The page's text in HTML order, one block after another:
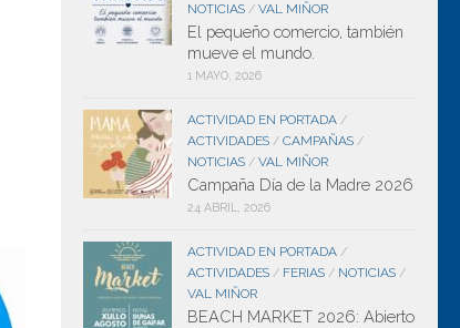
NOTICIAS / VAL MIÑOR
El pequeño comercio, también
mueve el mundo.
1 MAYO, 2026
ACTIVIDAD EN PORTADA /
ACTIVIDADES / CAMPAÑAS /
NOTICIAS / VAL MIÑOR
Campaña Día de la Madre 2026
24 ABRIL, 2026
ACTIVIDAD EN PORTADA /
ACTIVIDADES / FERIAS / NOTICIAS /
VAL MIÑOR
BEACH MARKET 2026: Abierto